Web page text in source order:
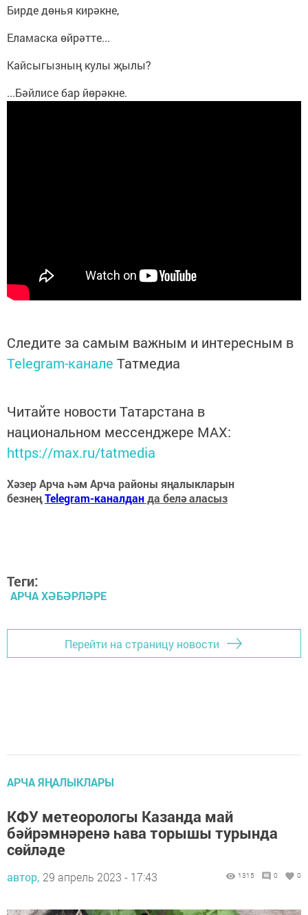
Бирде дөнья кирәкне,
Еламаска өйрәтте...
Кайсыгызның кулы җылы?
...Бәйлисе бар йөрәкне.
Следите за самым важным и интересным в
Telegram-канале Татмедиа
Читайте новости Татарстана в
национальном мессенджере MАХ:
https://max.ru/tatmedia
Хәзер Арча һәм Арча районы яңалыкларын
безнеңTelegram-каналданда белә аласыз
Теги:
АРЧА ХӘБӘРЛӘРЕ
Перейти на страницу новости
АРЧА ЯҢАЛЫКЛАРЫ
КФУ метеорологы Казанда май
бәйрәмнәренә һава торышы турында
сөйләде
автор, 29 апрель 2023 - 17:43 1315 0 0